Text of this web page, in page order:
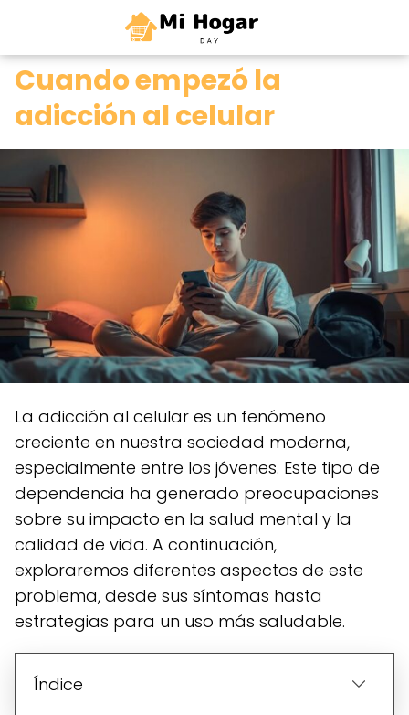
0
Cuando empezó la
adicción al celular
La adicción al celular es un fenómeno
creciente en nuestra sociedad moderna,
especialmente entre los jóvenes. Este tipo de
dependencia ha generado preocupaciones
sobre su impacto en la salud mental y la
calidad de vida. A continuación,
exploraremos diferentes aspectos de este
problema, desde sus síntomas hasta
estrategias para un uso más saludable.
Índice